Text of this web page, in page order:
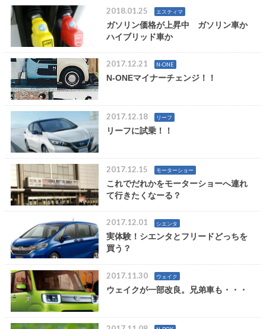
2018.01.25 エスティマ
ガソリン価格が上昇中 ガソリン車か
ハイブリッド車か
2017.12.21 N-ONE
N-ONEマイナーチェンジ！！
2017.12.18 リーフ
リーフに試乗！！
2017.12.15 モーターショー
これでだれかをモーターショーへ連れ
て行きたくなーる？
2017.12.01 シエンタ
実体験！シエンタとフリードどっちを
買う？
2017.11.30 ウェイク
ウェイクが一部改良。兄弟車も・・・